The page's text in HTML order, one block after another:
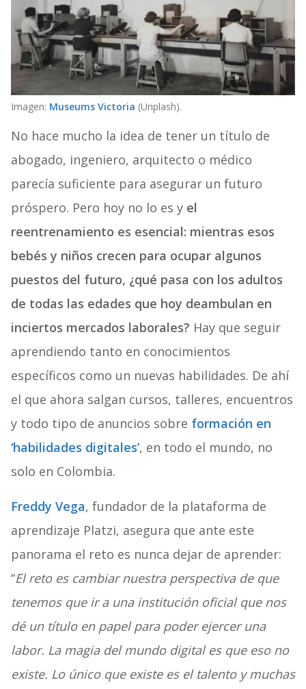
Imagen: Museums Victoria (Unplash).
No hace mucho la idea de tener un título de
abogado, ingeniero, arquitecto o médico
parecía suficiente para asegurar un futuro
próspero. Pero hoy no lo es y el
reentrenamiento es esencial: mientras esos
bebés y niños crecen para ocupar algunos
puestos del futuro, ¿qué pasa con los adultos
de todas las edades que hoy deambulan en
inciertos mercados laborales? Hay que seguir
aprendiendo tanto en conocimientos
específicos como un nuevas habilidades. De ahí
el que ahora salgan cursos, talleres, encuentros
y todo tipo de anuncios sobre formación en
‘habilidades digitales’, en todo el mundo, no
solo en Colombia.
Freddy Vega, fundador de la plataforma de
aprendizaje Platzi, asegura que ante este
panorama el reto es nunca dejar de aprender:
“El reto es cambiar nuestra perspectiva de que
tenemos que ir a una institución oficial que nos
dé un título en papel para poder ejercer una
labor. La magia del mundo digital es que eso no
existe. Lo único que existe es el talento y muchas